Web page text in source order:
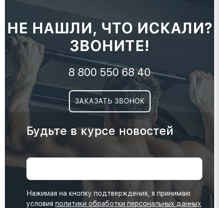
НЕ НАШЛИ, ЧТО ИСКАЛИ?
ЗВОНИТЕ!
8 800 550 68 40
ЗАКАЗАТЬ ЗВОНОК
Будьте в курсе новостей
Нажимая на кнопку подтверждения, я принимаю
условия политики обработки персональных данных